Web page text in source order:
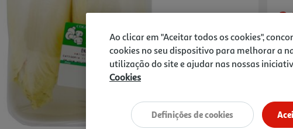
Ao clicar em "Aceitar todos os cookies",
cookies no seu dispositivo para melhorar a
utilização do site e ajudar nas nossas
Cookies
Definições de cookies